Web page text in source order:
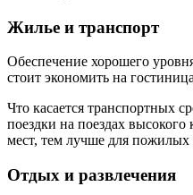
Жилье и транспорт
Обеспечение хорошего
стоит экономить на
Что касается транспортных
поездки на поездах
мест, тем лучше для пожилых
Отдых и развлечения